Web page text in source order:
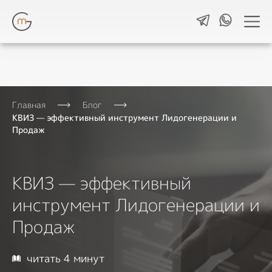
Разработка сайтов
Изучаем бизнес и целевую аудиторию,
рассчитываем окупаемость будущего
которые продают.
Контекстная реклама
Планируем, настраиваем и улучшаем
рекламу в Google Ads и ЯндексДирект
для привлечения целевых лидов.
Главная
Блог
КВИЗ — эффективный инструмент Лидогенерации и
Продаж
КВИЗ — эффективный
инструмент Лидогенерации и
Продаж
читать 4 минут